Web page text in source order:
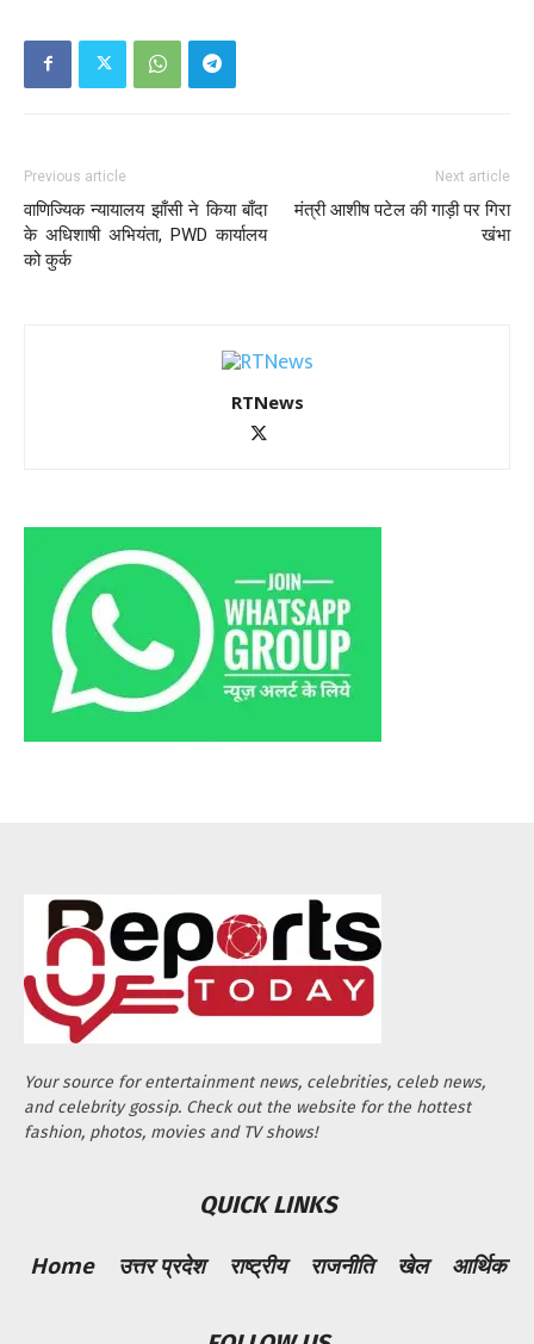
Previous article
वाणिज्यिक न्यायालय झाँसी ने किया बाँदा
के अधिशाषी अभियंता, PWD कार्यालय
को कुर्क
Next article
मंत्री आशीष पटेल की गाड़ी पर गिरा
खंभा
RTNews
Your source for entertainment news, celebrities, celeb news,
and celebrity gossip. Check out the website for the hottest
fashion, photos, movies and TV shows!
QUICK LINKS
Home उत्तर प्रदेश राष्ट्रीय राजनीति खेल आर्थिक